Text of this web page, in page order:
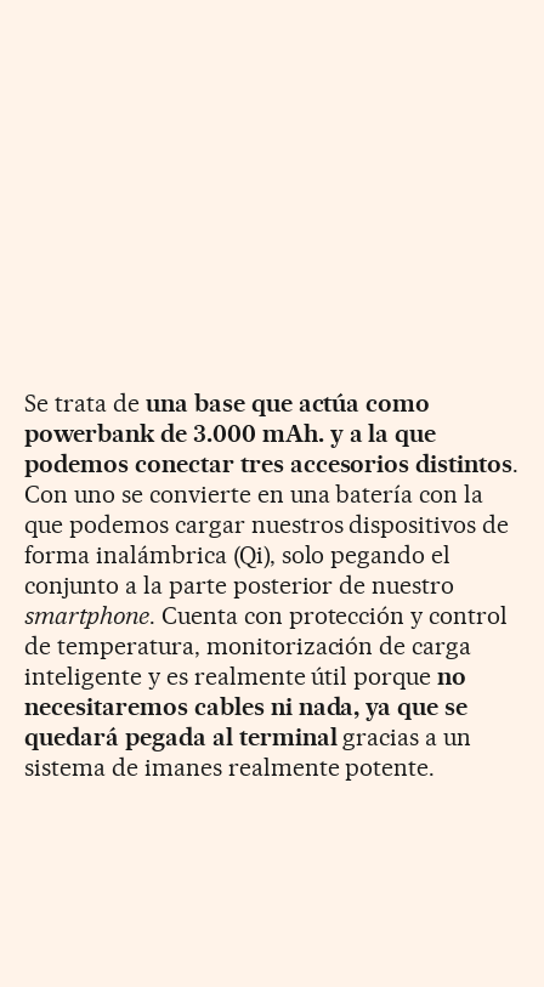
Se trata de una base que actúa como
powerbank de 3.000 mAh. y a la que
podemos conectar tres accesorios distintos.
Con uno se convierte en una batería con la
que podemos cargar nuestros dispositivos de
forma inalámbrica (Qi), solo pegando el
conjunto a la parte posterior de nuestro
smartphone. Cuenta con protección y control
de temperatura, monitorización de carga
inteligente y es realmente útil porqueno
necesitaremos cables ni nada, ya que se
quedará pegada al terminalgracias a un
sistema de imanes realmente potente.